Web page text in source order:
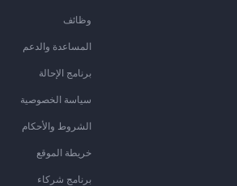
وظائف
المساعدة والدعم
برنامج الإحالة
سياسة الخصوصية
الشروط والأحكام
خريطة الموقع
برنامج شركاء